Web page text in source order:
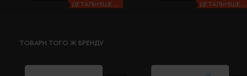
ДЕТАЛЬНІШЕ... ДЕТАЛЬНІШЕ...
ТОВАРИ ТОГО Ж БРЕНДУ